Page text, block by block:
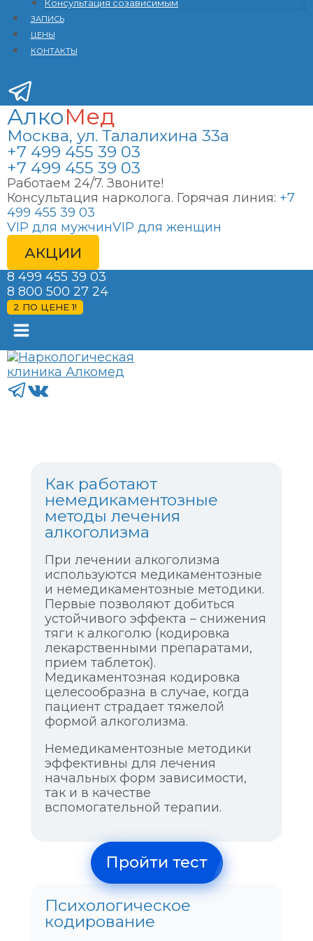
Консультация созависимым
ЗАПИСЬ
ЦЕНЫ
КОНТАКТЫ
АлкоМед
Москва, ул. Талалихина 33а
+7 499 455 39 03
+7 499 455 39 03
Работаем 24/7. Звоните!
Консультация нарколога. Горячая линия: +7
499 455 39 03
VIP для мужчинVIP для женщин
АКЦИИ
8 499 455 39 03
8 800 500 27 24
2 ПО ЦЕНЕ 1!
Как работают
немедикаментозные
методы лечения
алкоголизма
При лечении алкоголизма
используются медикаментозные
и немедикаментозные методики.
Первые позволяют добиться
устойчивого эффекта – снижения
тяги к алкоголю (кодировка
лекарственными препаратами,
прием таблеток).
Медикаментозная кодировка
целесообразна в случае, когда
пациент страдает тяжелой
формой алкоголизма.
Немедикаментозные методики
эффективны для лечения
начальных форм зависимости,
так и в качестве
вспомогательной терапии.
Пройти тест
Психологическое
кодирование